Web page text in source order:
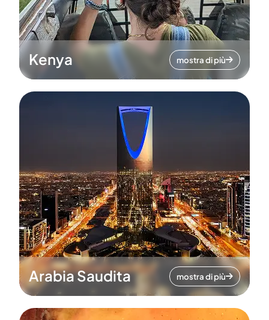
Kenya mostra di più
Arabia Saudita mostra di più